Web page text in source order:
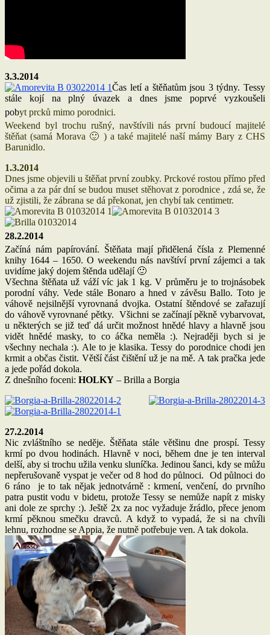
3.3.2014
Čas letí a štěňatům jsou 3 týdny. Tessy
stále kojí na plný úvazek a dnes jsme poprvé vyzkoušeli
pobyt prcků mimo porodnici.
Weekend byl trochu rušný, navštívili nás první budoucí majitelé
štěňat (samá Morava 🙂 ) a také majitelé naší mámy Bary z CHS
Barunidlo.
1.3.2014
Dnes jsme objevili u štěňat první zoubky. Prckové rostou přímo před
očima a za pár dní se budou muset stěhovat z porodnice , zdá se, že
už zjistili, že zábrana se dá překonat, jen chybí tak centimetr.
28.2.2014
Začíná nám papírování. Štěňata mají přidělená čísla z Plemenné
knihy 1644 – 1650. O weekendu nás navštíví první zájemci a tak
uvidíme jaký dojem štěnda udělají 🙂
Všechna štěňata už váží víc jak 1 kg. V průměru je to trojnásobek
porodní váhy. Vede stále Bonaro a hned v závěsu Ballo. Toto je
váhově nejsilnější vyrovnaná dvojka. Ostatní štěndové se zařazují
do váhově vyrovnané pětky. Všichni se začínají pěkně vybarvovat,
u některých se již teď dá určit možnost hnědé hlavy a hlavně jsou
vidět hnědé masky, to co áčka neměla :). Nejraději bych si je
všechny nechala :). Ale to je klasika. Tessy do porodnice chodi jen
krmit a občas čistit. Větší část čištění už je na mě. A tak pračka jede
a jede pořád dokola.
Z dnešního foceni: HOLKY – Brilla a Borgia
27.2.2014
Nic zvláštního se neděje. Štěňata stále většinu dne prospí. Tessy
krmí po dvou hodinách. Hlavně v noci, během dne je ten interval
delší, aby si trochu užila venku sluníčka. Jedinou šanci, kdy se můžu
nepřerušovaně vyspat je večer od 8 hod do půlnoci. Od půlnoci do
6 ráno je to tak nějak jednotvárně : krmení, venčení, do prvního
patra pustit vodu v bidetu, protože Tessy se nemůže napít z misky
ani dole ze sprchy :). Ještě 2x za noc vyžaduje žrádlo, přece jenom
krmí pěknou smečku dravců. A když to vypadá, že si na chvíli
lehnu, rozhodne se Appia, že nutně potřebuje ven. A tak dokola.